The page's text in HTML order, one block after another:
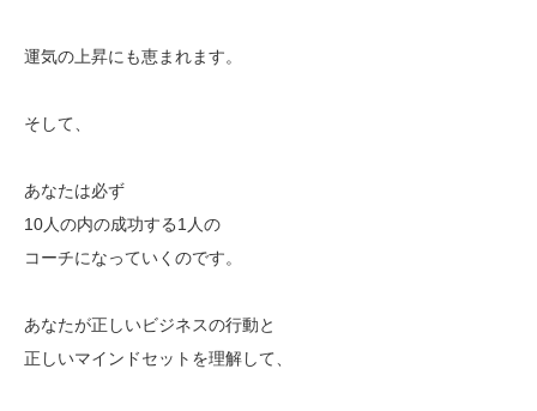
運気の上昇にも恵まれます。
そして、
あなたは必ず
10人の内の成功する1人の
コーチになっていくのです。
あなたが正しいビジネスの行動と
正しいマインドセットを理解して、